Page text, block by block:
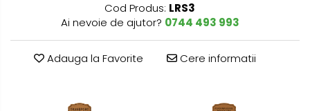
Cod Produs: LRS3
Ai nevoie de ajutor? 0744 493 993
Adauga la Favorite Cere informatii